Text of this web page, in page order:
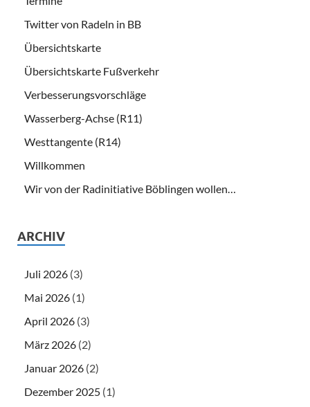
Twitter von Radeln in BB
Übersichtskarte
Übersichtskarte Fußverkehr
Verbesserungsvorschläge
Wasserberg-Achse (R11)
Westtangente (R14)
Willkommen
Wir von der Radinitiative Böblingen wollen…
ARCHIV
Juli 2026 (3)
Mai 2026 (1)
April 2026 (3)
März 2026 (2)
Januar 2026 (2)
Dezember 2025 (1)